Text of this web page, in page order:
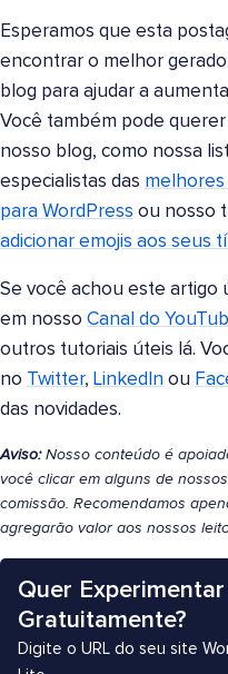
Esperamos que esta
encontrar o melhor
blog para ajudar a
Você também pode
nosso blog, como nossa
especialistas das melhores
para WordPress ou nosso
adicionar emojis aos seus
Se você achou este artigo
em nosso Canal do
outros tutoriais úteis lá.
no Twitter, LinkedIn ou
das novidades.
Aviso:Nosso conteúdo é
você clicar em alguns de
comissão. Recomendamos
agregarão valor aos nossos
Quer
Gratuitamente?
Digite o URL do seu site